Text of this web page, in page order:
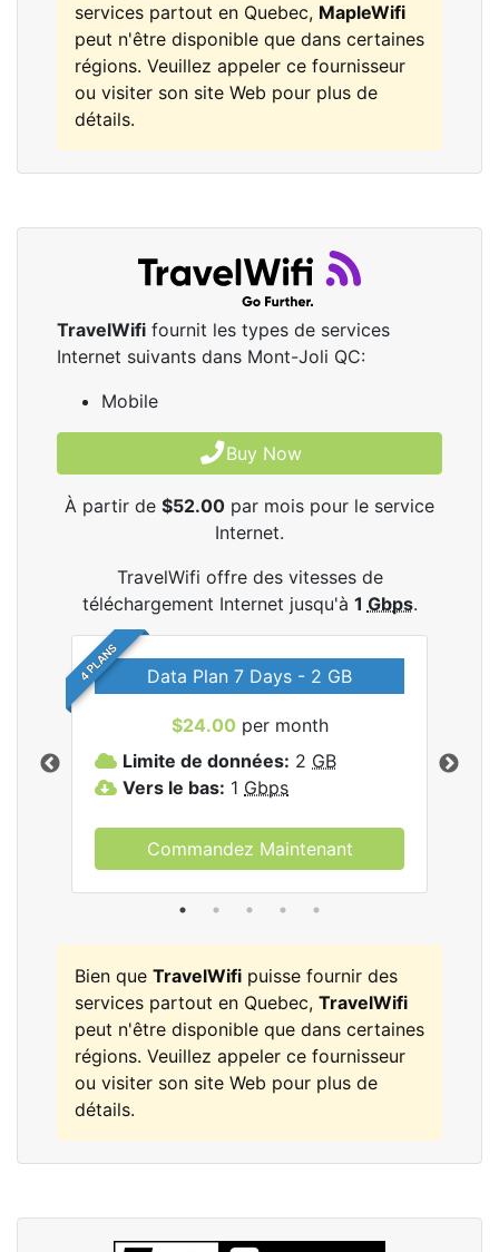
services partout en Quebec, MapleWifi
peut n'être disponible que dans certaines
régions. Veuillez appeler ce fournisseur
ou visiter son site Web pour plus de
détails.
TravelWifi fournit les types de services
Internet suivants dans Mont-Joli QC:
Mobile
Buy Now
À partir de $52.00 par mois pour le service
Internet.
TravelWifi offre des vitesses de
téléchargement Internet jusqu'à 1 Gbps.
4 PLANS Data Plan 7 Days - 2 GB
$24.00 per month
Limite de données: 2 GB
Vers le bas: 1 Gbps
Commandez Maintenant
Bien que TravelWifi puisse fournir des
services partout en Quebec, TravelWifi
peut n'être disponible que dans certaines
régions. Veuillez appeler ce fournisseur
ou visiter son site Web pour plus de
détails.